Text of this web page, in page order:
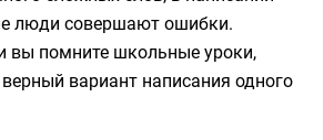
люди совершают ошибки.
вы помните школьные уроки,
вариант написания одного